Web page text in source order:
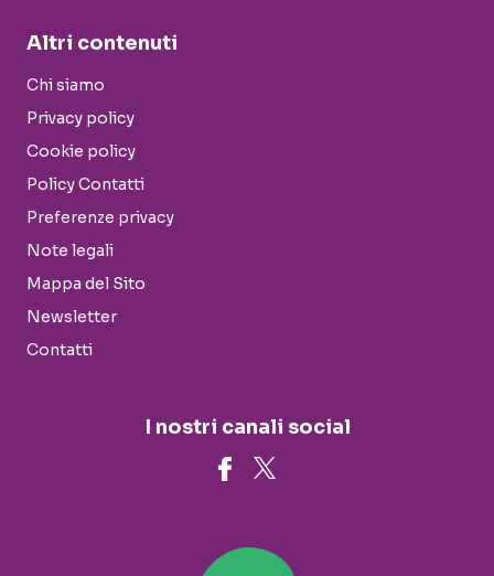
Altri contenuti
Chi siamo
Privacy policy
Cookie policy
Policy Contatti
Preferenze privacy
Note legali
Mappa del Sito
Newsletter
Contatti
I nostri canali social